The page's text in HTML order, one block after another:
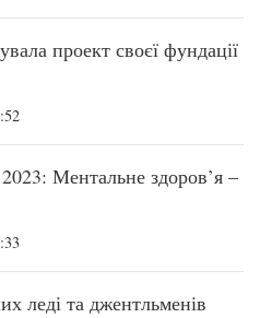
проект своєї фундації
Ментальне здоров’я –
леді та джентльменів